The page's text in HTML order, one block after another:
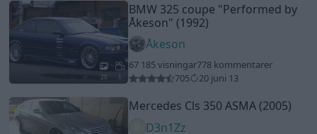
20 1
BMW 325 coupe "Performed by
Åkeson" (1992)
Åkeson
67 185 visningar778 kommentarer
705
20 juni 13
Mercedes Cls 350 ASMA (2005)
D3n1Zz